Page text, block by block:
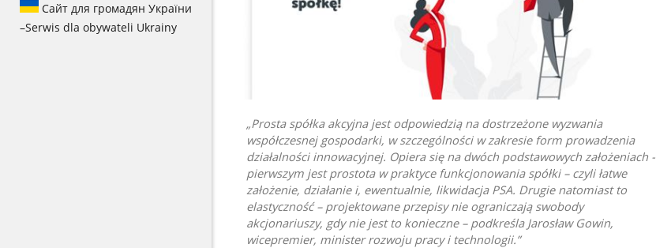
Сайт для громадян України
–Serwis dla obywateli Ukrainy
Prosta spółka akcyjna jest odpowiedzią na dostrzeżone wyzwania
współczesnej gospodarki, w szczególności w zakresie form prowadzenia
działalności innowacyjnej. Opiera się na dwóch podstawowych założeniach -
pierwszym jest prostota w praktyce funkcjonowania spółki – czyli łatwe
założenie, działanie i, ewentualnie, likwidacja PSA. Drugie natomiast to
elastyczność – projektowane przepisy nie ograniczają swobody
akcjonariuszy, gdy nie jest to konieczne – podkreśla Jarosław Gowin,
wicepremier, minister rozwoju pracy i technologii.